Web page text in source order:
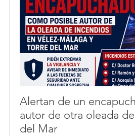
5 6
Encabezado 2
Alertan de un
autor de otra oleada
del Mar